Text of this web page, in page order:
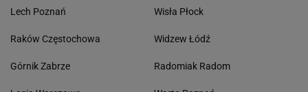
Lech Poznań
Raków Częstochowa
Górnik Zabrze
Wisła Płock
Widzew Łódź
Radomiak Radom